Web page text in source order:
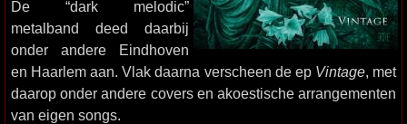
De “dark melodic”
metalband deed daarbij
onder andere Eindhoven
en Haarlem aan. Vlak daarna verscheen de ep Vintage, met
daarop onder andere covers en akoestische arrangementen
van eigen songs.